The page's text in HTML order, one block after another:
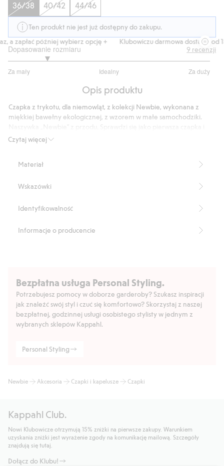
36/38 40/42 44/46
Ten produkt nie jest już dostępny do zakupu.
a zapłać później wybierz opcję +
Klubowiczu darmowa dostawa od
Dopasowanie rozmiaru
Za mały Idealny Za duży
na
8
głosów
9 recenzji
Opis produktu
Czytaj więcej
Czapka z trykotu, dla niemowląt, z kolekcji Newbie, wykonana z
miękkiej bawełny ekologicznej, z wzorem w małe samochodziki.
jako prezent.
Organic cotton- GOTS
Materiał
Wskazówki
Identyfikowalność
Informacje o producencie
Bezpłatna usługa Personal Styling.
Potrzebujesz pomocy w doborze garderoby? Szukasz inspiracji
jak znaleźć swój styl i czuć się komfortowo? Skorzystaj z naszej
bezpłatnej, godzinnej usługi osobistego stylisty w jednym z
wybranych sklepów Kappahl.
Personal Styling
Newbie Akcesoria Czapki i kapelusze Czapki
Kappahl Club.
Nowi Klubowicze otrzymują 15% zniżki na pierwsze zakupy. Warunkiem
uzyskania zniżki jest wyrażenie zgody na komunikację mailową. Szczegóły
znajdują się tutaj.
Dołącz do Klubu!